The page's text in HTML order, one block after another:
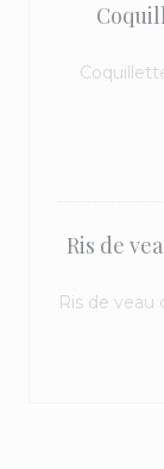
Ris de
Ris de